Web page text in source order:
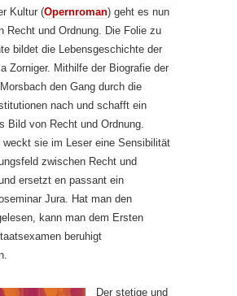
Kultur (Opernroman) geht es nun
Recht und Ordnung. Die Folie zu
bildet die Lebensgeschichte der
Zorniger. Mithilfe der Biografie der
den Gang durch die
nach und schafft ein
Bild von Recht und Ordnung.
weckt sie im Leser eine Sensibilität
zwischen Recht und
ersetzt en passant ein
Jura. Hat man den
kann man dem Ersten
beruhigt
Der stetige und